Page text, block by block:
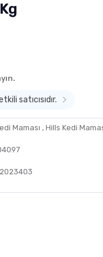
satıcısıdır.
Maması , Hills Kedi